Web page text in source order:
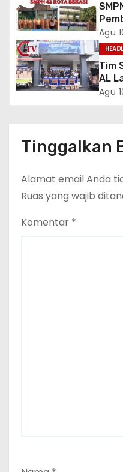
Agu
Tim
AL
Agu
Tinggalkan
Alamat email Anda
Ruas yang wajib
Komentar *